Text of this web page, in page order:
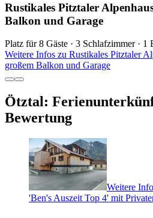
Rustikales Pitztaler
Balkon und Garage
Platz für 8 Gäste · 3 Schlafzimmer · 1
Weitere Infos zu Rustikales Pitztaler
großem Balkon und Garage
Ötztal:
Bewertung
Weitere
'Ben's Auszeit Top 4' mit